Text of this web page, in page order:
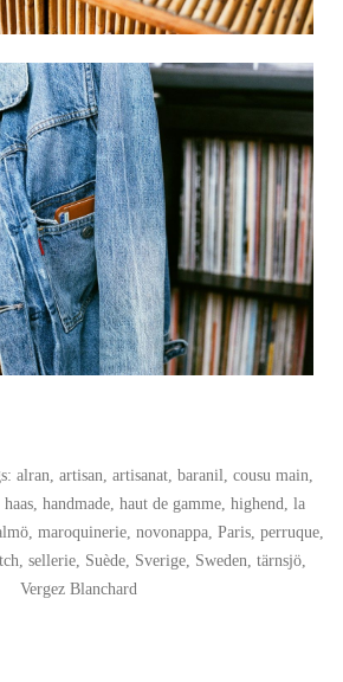
alran artisan artisanat baranil cousu main
haas handmade haut de gamme highend la
, maroquinerie, novonappa, Paris, perruque,
sellerie Suède Sverige Sweden tärnsjö
Vergez Blanchard